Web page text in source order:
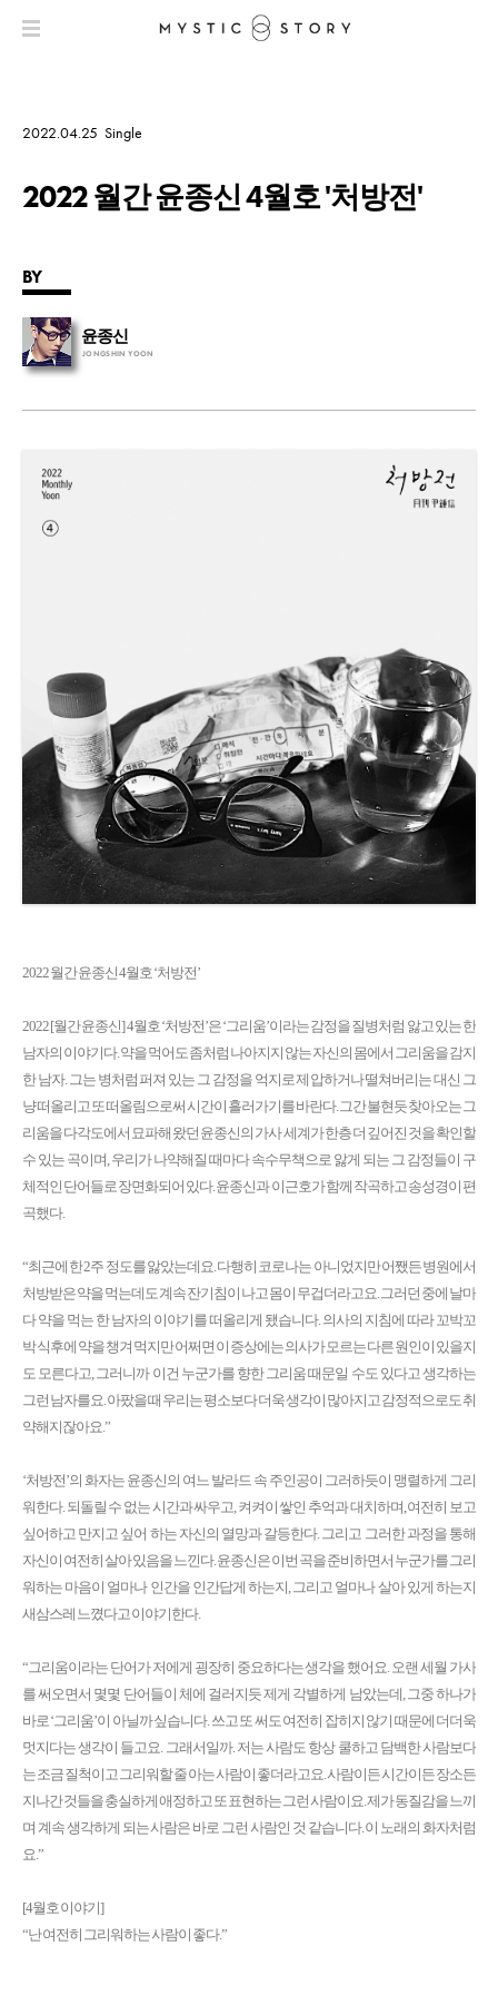
2022.04.25 Single
2022 월간 윤종신 4월호 '처방전'
BY
윤종신
JONGSHIN YOON
2022 월간 윤종신 4월호 ‘처방전’
2022 [월간 윤종신] 4월호 ‘처방전’은 ‘그리움’이라는 감정을 질병처럼 앓고 있는 한
남자의 이야기다. 약을 먹어도 좀처럼 나아지지 않는 자신의 몸에서 그리움을 감지
한 남자. 그는 병처럼 퍼져 있는 그 감정을 억지로 제압하거나 떨쳐버리는 대신 그
냥 떠올리고 또 떠올림으로써 시간이 흘러가기를 바란다. 그간 불현듯 찾아오는 그
리움을 다각도에서 묘파해 왔던 윤종신의 가사 세계가 한층 더 깊어진 것을 확인할
수 있는 곡이며, 우리가 나약해질 때마다 속수무책으로 앓게 되는 그 감정들이 구
체적인 단어들로 장면화되어 있다. 윤종신과 이근호가 함께 작곡하고 송성경이 편
곡했다.
“최근에 한 2주 정도를 앓았는데요. 다행히 코로나는 아니었지만 어쨌든 병원에서
처방받은 약을 먹는데도 계속 잔기침이 나고 몸이 무겁더라고요. 그러던 중에 날마
다 약을 먹는 한 남자의 이야기를 떠올리게 됐습니다. 의사의 지침에 따라 꼬박꼬
박 식후에 약을 챙겨 먹지만 어쩌면 이 증상에는 의사가 모르는 다른 원인이 있을지
도 모른다고, 그러니까 이건 누군가를 향한 그리움 때문일 수도 있다고 생각하는
그런 남자를요. 아팠을 때 우리는 평소보다 더욱 생각이 많아지고 감정적으로도 취
약해지잖아요.”
‘처방전’의 화자는 윤종신의 여느 발라드 속 주인공이 그러하듯이 맹렬하게 그리
워한다. 되돌릴 수 없는 시간과 싸우고, 켜켜이 쌓인 추억과 대치하며, 여전히 보고
싶어하고 만지고 싶어 하는 자신의 열망과 갈등한다. 그리고 그러한 과정을 통해
자신이 여전히 살아 있음을 느낀다. 윤종신은 이번 곡을 준비하면서 누군가를 그리
워하는 마음이 얼마나 인간을 인간답게 하는지, 그리고 얼마나 살아 있게 하는지
새삼스레 느꼈다고 이야기한다.
“그리움이라는 단어가 저에게 굉장히 중요하다는 생각을 했어요. 오랜 세월 가사
를 써오면서 몇몇 단어들이 체에 걸러지듯 제게 각별하게 남았는데, 그중 하나가
바로 ‘그리움’이 아닐까 싶습니다. 쓰고 또 써도 여전히 잡히지 않기 때문에 더더욱
멋지다는 생각이 들고요. 그래서일까. 저는 사람도 항상 쿨하고 담백한 사람보다
는 조금 질척이고 그리워할 줄 아는 사람이 좋더라고요. 사람이든 시간이든 장소든
지나간 것들을 충실하게 애정하고 또 표현하는 그런 사람이요. 제가 동질감을 느끼
며 계속 생각하게 되는 사람은 바로 그런 사람인 것 같습니다. 이 노래의 화자처럼
요.”
[4월호 이야기]
“난 여전히 그리워하는 사람이 좋다.”